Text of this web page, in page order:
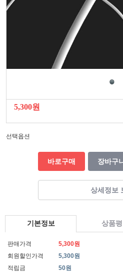
5,300원
선택옵션
바로구매 장바구니
상세정보
기본정보 상품평
판매가격
5,300원
회원할인가격
5,300원
적립금
50원